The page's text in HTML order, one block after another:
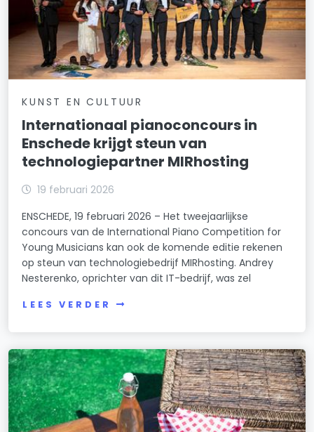
KUNST EN CULTUUR
Internationaal pianoconcours in
Enschede krijgt steun van
technologiepartner MIRhosting
19 februari 2026
ENSCHEDE, 19 februari 2026 – Het tweejaarlijkse
concours van de International Piano Competition for
Young Musicians kan ook de komende editie rekenen
op steun van technologiebedrijf MIRhosting. Andrey
Nesterenko, oprichter van dit IT-bedrijf, was zel
LEES VERDER